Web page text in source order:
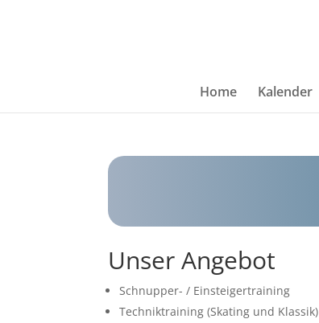
Home Kalender
Unser Angebot
Schnupper- / Einsteigertraining
Techniktraining (Skating und Klassik)